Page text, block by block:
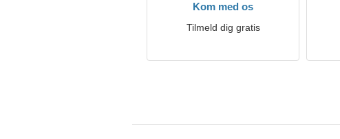
Kom med os
Tilmeld dig gratis